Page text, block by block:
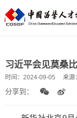
习近平会见莫桑
时间： 2024-09-05 来源：
分享到：